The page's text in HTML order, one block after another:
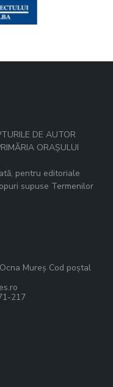
DE AUTOR
ORAȘULUI
pentru editoriale
supuse Termenilor
Mureș Cod poștal
217